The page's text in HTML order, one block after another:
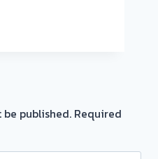
published. Required